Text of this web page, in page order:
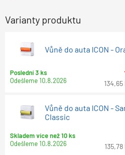
Varianty produktu
Vůně do auta ICON -
Poslední 3 ks
Odešleme10.8.2026
134,65
Vůně do auta ICON -
Classic
Skladem více než 10 ks
Odešleme10.8.2026
135,78